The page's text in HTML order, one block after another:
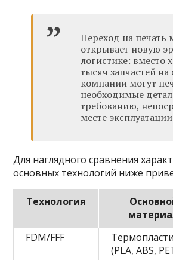
Переход на печать
открывает новую
логистике: вместо
тысяч запчастей на
компании могут
необходимые
требованию,
месте
Для наглядного сравнения
основных технологий ниже
Технология
FDM/FFF
(PLA, ABS,